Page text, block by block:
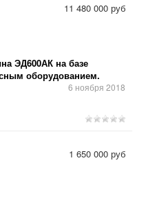
ЭД600АК на базе
оборудованием.
6 ноября 2018
11 480 000 руб
1 650 000 руб